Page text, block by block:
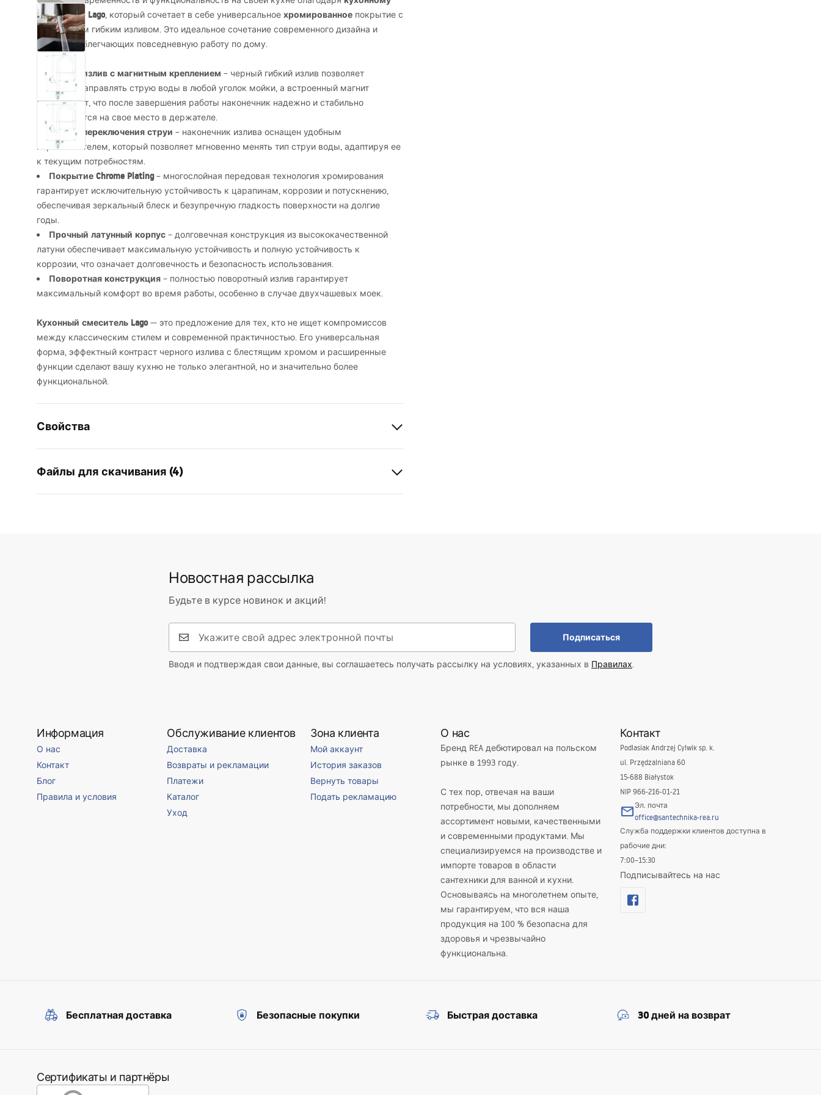
смесителю Lago, который сочетает в себе универсальное хромированное покрытие с
практичным гибким изливом. Это идеальное сочетание современного дизайна и
решений, облегчающих повседневную работу по дому.
Гибкий излив с магнитным креплением – черный гибкий излив позволяет
свободно направлять струю воды в любой уголок мойки, а встроенный магнит
гарантирует, что после завершения работы наконечник надежно и стабильно
возвращается на свое место в держателе.
Кнопка переключения струи – наконечник излива оснащен удобным
переключателем, который позволяет мгновенно менять тип струи воды, адаптируя ее
к текущим потребностям.
Покрытие Chrome Plating– многослойная передовая технология хромирования
гарантирует исключительную устойчивость к царапинам, коррозии и потускнению,
обеспечивая зеркальный блеск и безупречную гладкость поверхности на долгие
годы.
Прочный латунный корпус – долговечная конструкция из высококачественной
латуни обеспечивает максимальную устойчивость и полную устойчивость к
коррозии, что означает долговечность и безопасность использования.
Поворотная конструкция – полностью поворотный излив гарантирует
максимальный комфорт во время работы, особенно в случае двухчашевых моек.
Кухонный смеситель Lago— это предложение для тех, кто не ищет компромиссов
между классическим стилем и современной практичностью. Его универсальная
форма, эффектный контраст черного излива с блестящим хромом и расширенные
функции сделают вашу кухню не только элегантной, но и значительно более
функциональной.
Свойства
Способ монтажа
Цвет
Хром
510 мм
Технология нанесения покрытия
5 лет
Файлы для скачивания (4)
Warranty_Terms_and_Conditions_
Faucets_-_5.pdf
Новостная рассылка
Будьте в курсе новинок и акций!
Подписаться
Вводя и подтверждая свои данные, вы соглашаетесь получать рассылку на условиях, указанных в Правилах.
Информация
О нас
Контакт
Блог
Правила и условия
Обслуживание клиентов
Доставка
Возвраты и рекламации
Платежи
Каталог
Уход
Зона клиента
Мой аккаунт
История заказов
Вернуть товары
Подать рекламацию
О нас
Бренд REA дебютировал на польском
рынке в 1993 году.
С тех пор, отвечая на ваши
потребности, мы дополняем
ассортимент новыми, качественными
и современными продуктами. Мы
специализируемся на производстве и
импорте товаров в области
сантехники для ванной и кухни.
Основываясь на многолетнем опыте,
мы гарантируем, что вся наша
продукция на 100 % безопасна для
здоровья и чрезвычайно
функциональна.
Контакт
Podlasiak Andrzej Cylwik sp. k.
ul. Przędzalniana 60
15-688 Białystok
NIP 966-216-01-21
Эл. почта
office@santechnika-rea.ru
Служба поддержки клиентов доступна в
рабочие дни:
7:00–15:30
Подписывайтесь на нас
Бесплатная доставка Безопасные покупки Быстрая доставка 30 дней на возврат
Сертификаты и партнёры